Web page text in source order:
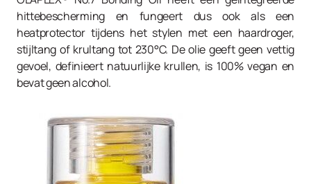
hittebescherming en fungeert dus ook als een
heatprotector tijdens het stylen met een haardroger,
stijltang of krultang tot 230°C. De olie geeft geen vettig
gevoel, definieert natuurlijke krullen, is 100% vegan en
bevat geen alcohol.